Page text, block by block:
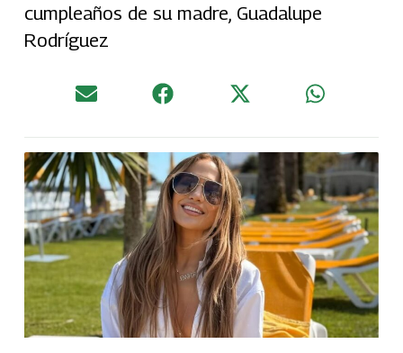
cumpleaños de su madre, Guadalupe
Rodríguez